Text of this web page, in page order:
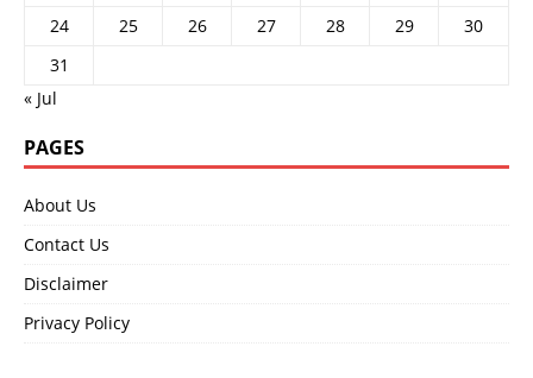
24
25 26 27 28 29
30
31
« Jul
PAGES
About Us
Contact Us
Disclaimer
Privacy Policy